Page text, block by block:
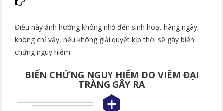
Điều này ảnh hưởng không nhỏ đến sinh hoạt hàng ngày,
không chỉ vậy, nếu không giải quyết kịp thời sẽ gây biến
chứng nguy hiểm.
BIẾN CHỨNG NGUY HIỂM DO VIÊM ĐẠI
TRÀNG GÂY RA